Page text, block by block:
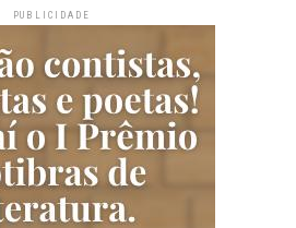
PUBLICIDADE